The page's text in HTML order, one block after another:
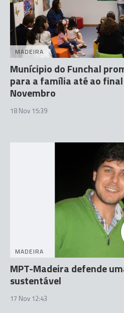
MADEIRA
Munícipio do Funchal
para a família até ao final
Novembro
18 Nov 15:39
MADEIRA
MPT-Madeira defende
sustentável
17 Nov 12:43